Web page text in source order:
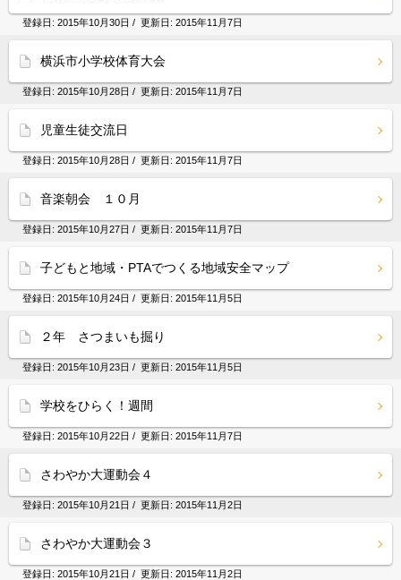
登録日: 2015年10月30日 / 更新日: 2015年11月7日
横浜市小学校体育大会
登録日: 2015年10月28日 / 更新日: 2015年11月7日
児童生徒交流日
登録日: 2015年10月28日 / 更新日: 2015年11月7日
音楽朝会 １０月
登録日: 2015年10月27日 / 更新日: 2015年11月7日
子どもと地域・PTAでつくる地域安全マップ
登録日: 2015年10月24日 / 更新日: 2015年11月5日
２年 さつまいも掘り
登録日: 2015年10月23日 / 更新日: 2015年11月5日
学校をひらく！週間
登録日: 2015年10月22日 / 更新日: 2015年11月7日
さわやか大運動会４
登録日: 2015年10月21日 / 更新日: 2015年11月2日
さわやか大運動会３
登録日: 2015年10月21日 / 更新日: 2015年11月2日